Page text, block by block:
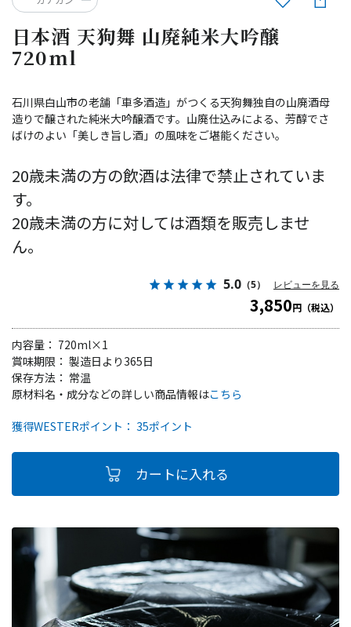
日本酒 天狗舞 山廃純米大吟醸
720ml
石川県白山市の老舗「車多酒造」がつくる天狗舞独自の山廃酒母
造りで醸された純米大吟醸酒です。山廃仕込みによる、芳醇でさ
ばけのよい「美しき旨し酒」の風味をご堪能ください。
20歳未満の方の飲酒は法律で禁止されていま
す。
20歳未満の方に対しては酒類を販売しませ
ん。
5.0 （5） レビューを見る
3,850円（税込）
内容量： 720ml×1
賞味期限： 製造日より365日
保存方法： 常温
獲得WESTERポイント： 35ポイント
原材料名・成分などの詳しい商品情報はこちら